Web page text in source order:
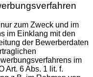
zum Zweck und im
im Einklang mit den
der Bewerberdaten
im
Art. 6 Abs. 1 lit. f.